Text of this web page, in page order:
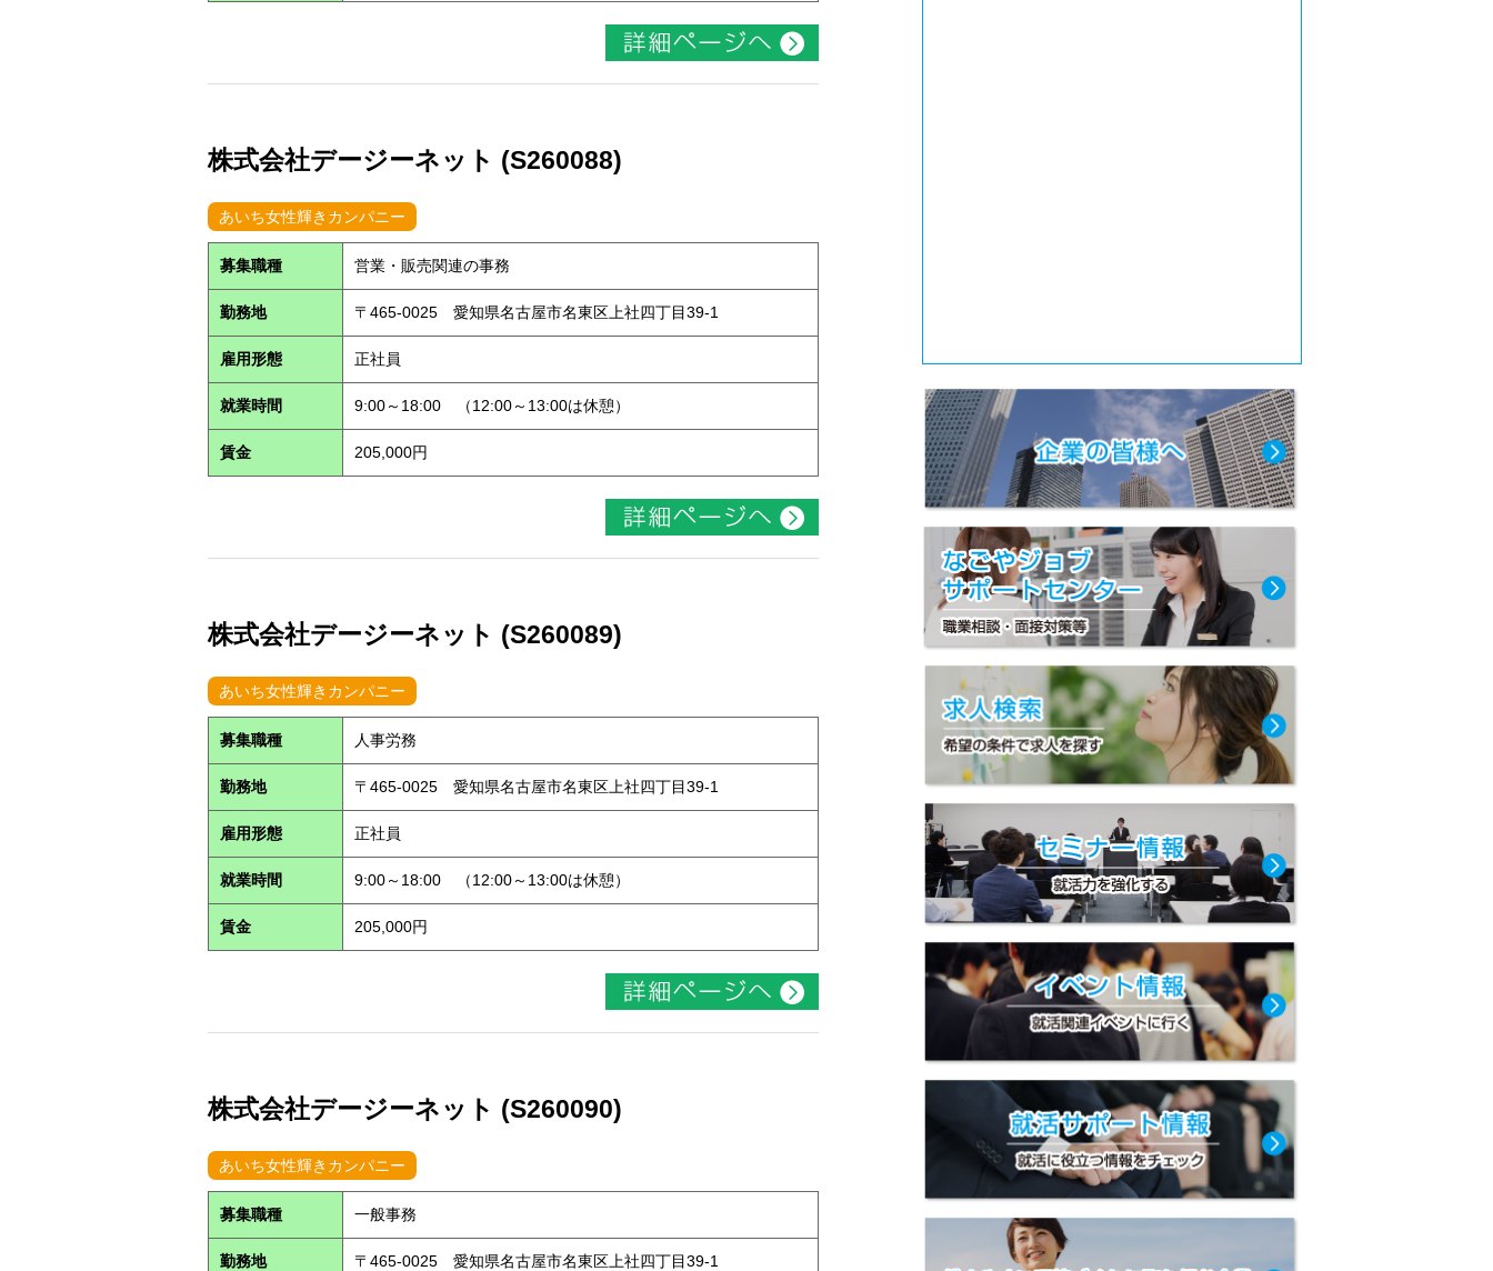
株式会社デージーネット (S260088)
あいち女性輝きカンパニー
募集職種 営業・販売関連の事務
勤務地 〒465-0025 愛知県名古屋市名東区上社四丁目39-1
雇用形態 正社員
就業時間 9:00～18:00 （12:00～13:00は休憩）
賃金 205,000円
株式会社デージーネット (S260089)
あいち女性輝きカンパニー
募集職種 人事労務
勤務地 〒465-0025 愛知県名古屋市名東区上社四丁目39-1
雇用形態 正社員
就業時間 9:00～18:00 （12:00～13:00は休憩）
賃金 205,000円
株式会社デージーネット (S260090)
あいち女性輝きカンパニー
募集職種 一般事務
勤務地 〒465-0025 愛知県名古屋市名東区上社四丁目39-1